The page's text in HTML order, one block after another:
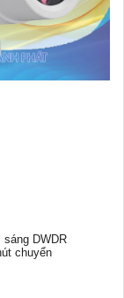
DWDR
chuyển